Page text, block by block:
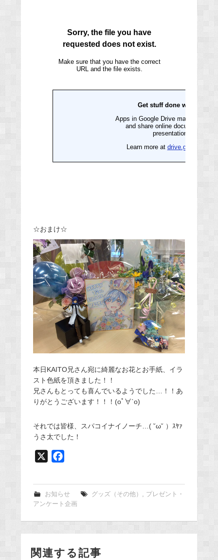
☆おまけ☆
本日KAITO兄さん宛に綺麗なお花とお手紙、イラ
スト色紙を頂きました！！
兄さんもとっても喜んでいるようでした…！！あ
りがとうございます！！！(oﾟ∀`o)
それでは皆様、スパコイナイノーチ…( ˘ω˘ ）ｽﾔｧ
うさ太でした！
e
b
o
o
お知らせ グッズ（その他） , プレゼント・
アンケート企画
関連する記事